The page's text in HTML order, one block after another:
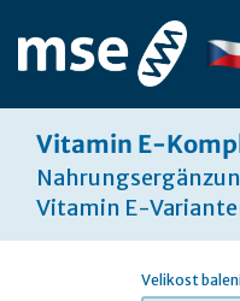
na
obsah
Vitamin E-
Vitamin E-
Velikost